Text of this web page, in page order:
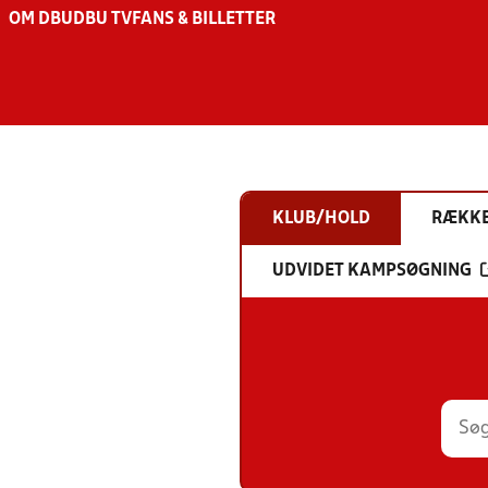
OM DBU DBU TV FANS & BILLETTER
KLUB/HOLD
UDVIDET KAMPSØGNING